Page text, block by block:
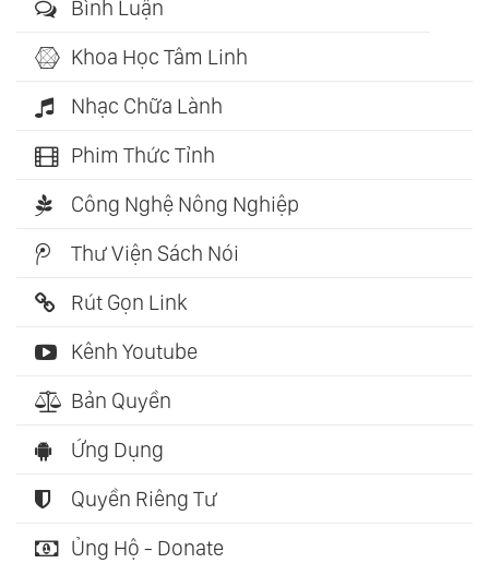
Bình Luận
Khoa Học Tâm Linh
Nhạc Chữa Lành
Phim Thức Tỉnh
Công Nghệ Nông Nghiệp
Thư Viện Sách Nói
Rút Gọn Link
Kênh Youtube
Bản Quyền
Ứng Dụng
Quyền Riêng Tư
Ủng Hộ - Donate